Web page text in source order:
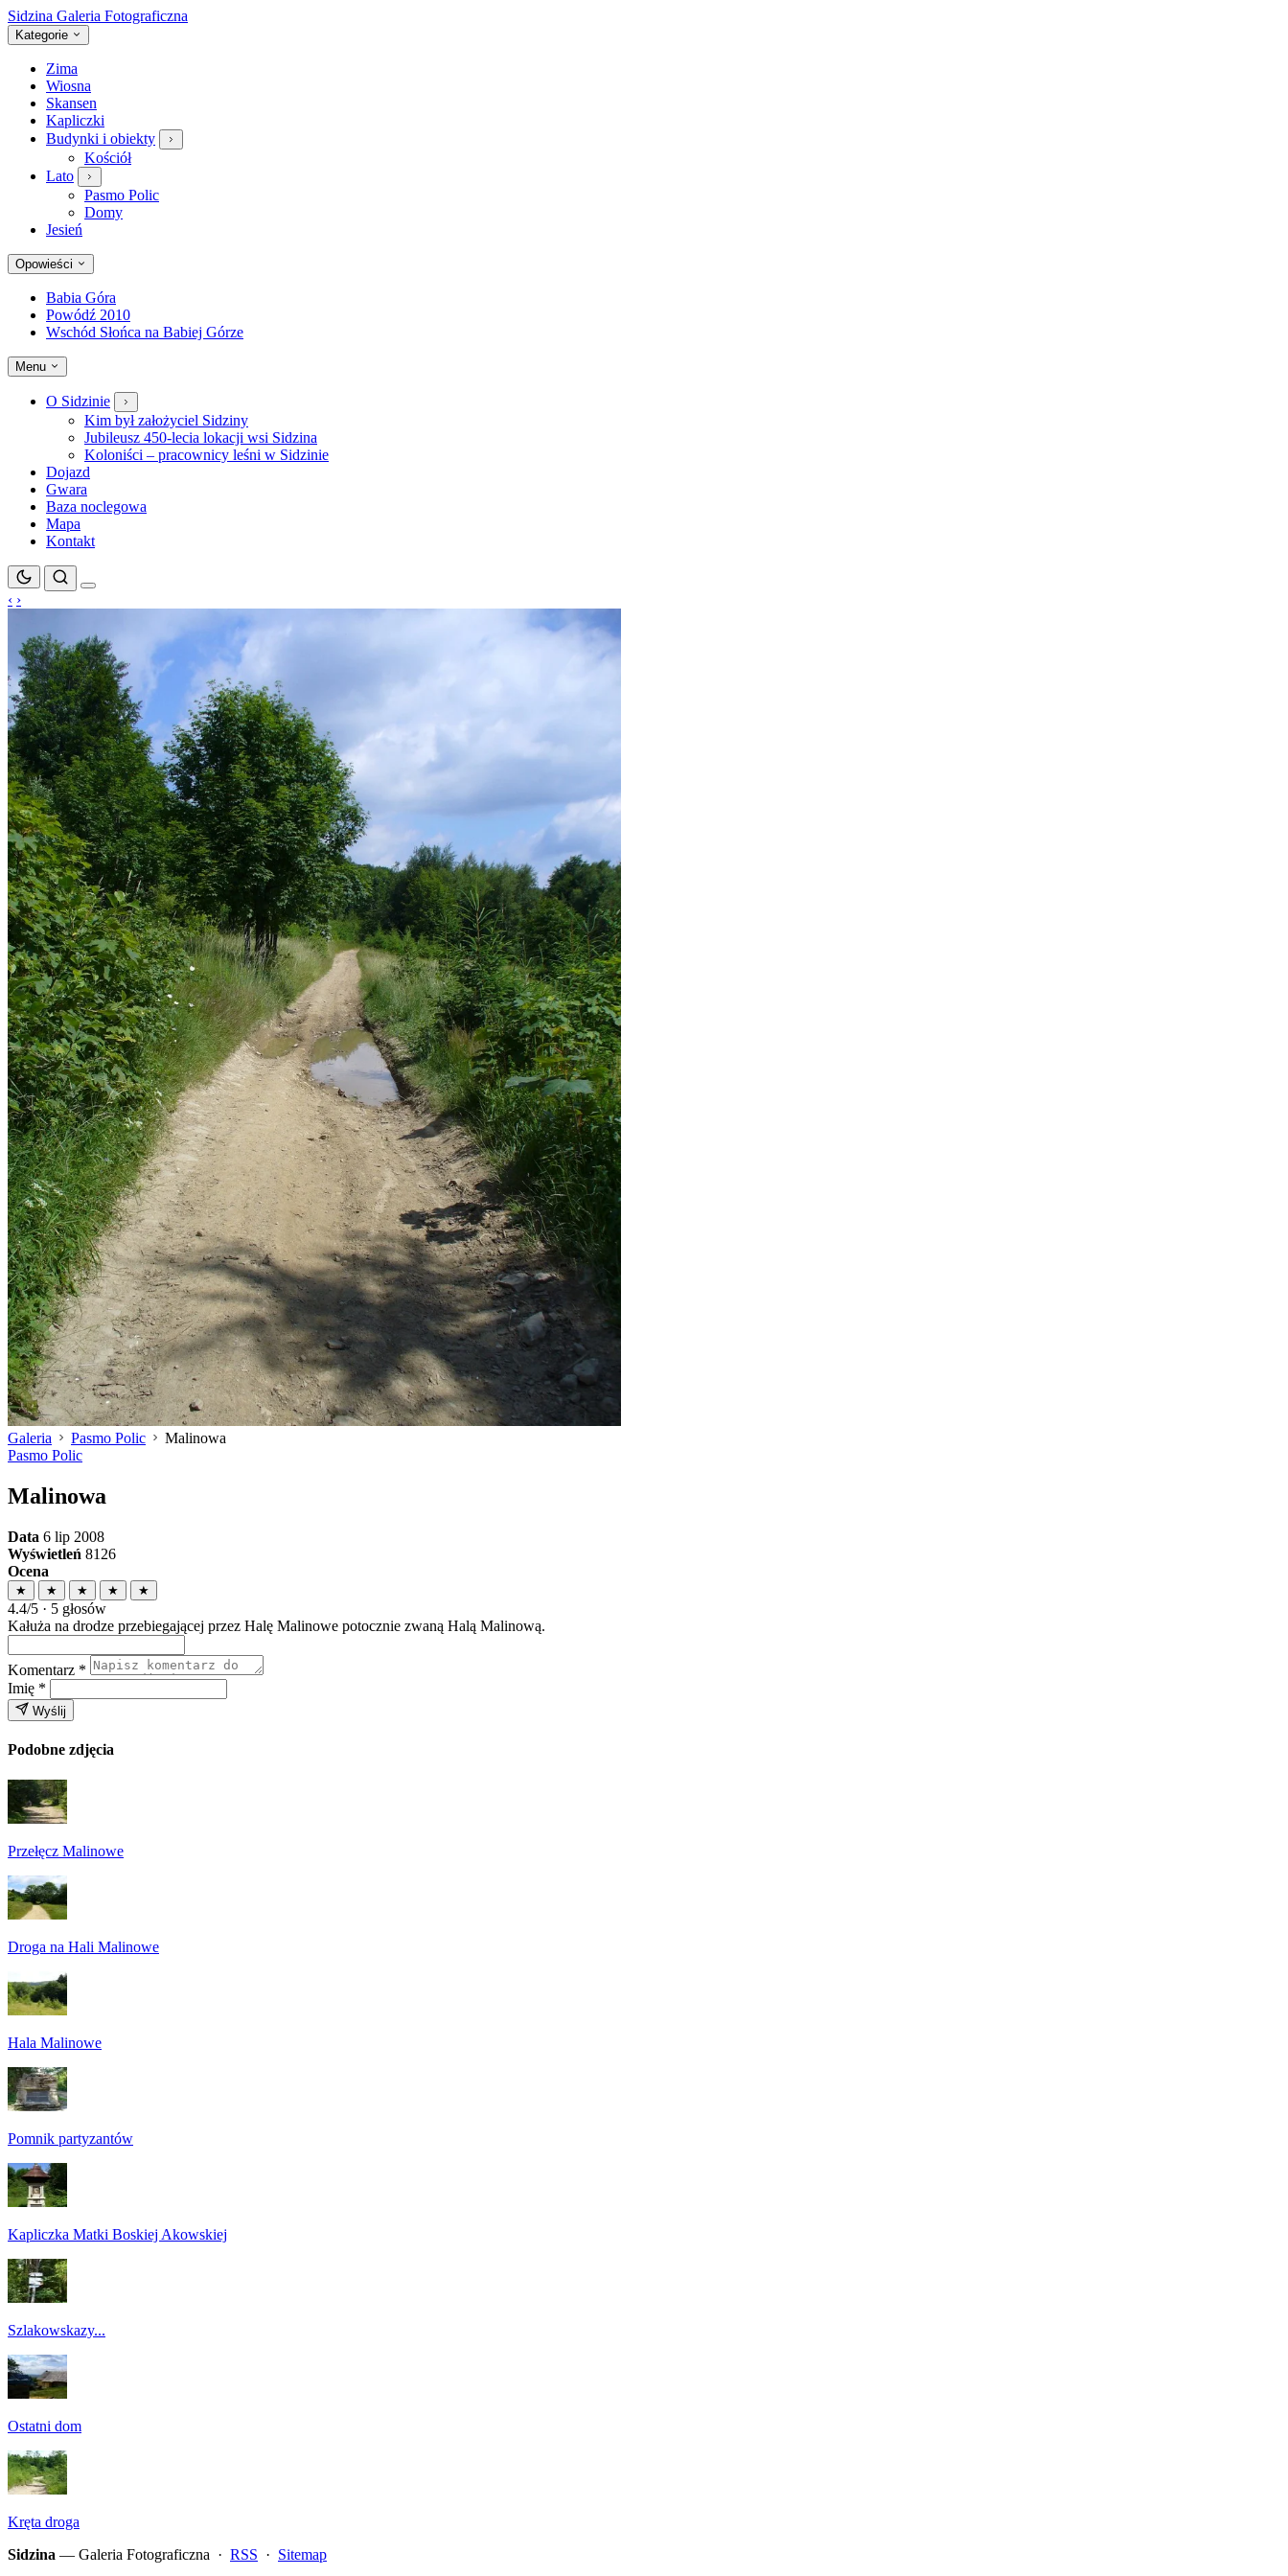
Sidzina Galeria Fotograficzna
Kategorie
Zima
Wiosna
Skansen
Kapliczki
Budynki i obiekty
Kościół
Lato
Pasmo Polic
Domy
Jesień
Opowieści
Babia Góra
Powódź 2010
Wschód Słońca na Babiej Górze
Menu
O Sidzinie
Kim był założyciel Sidziny
Jubileusz 450-lecia lokacji wsi Sidzina
Koloniści – pracownicy leśni w Sidzinie
Dojazd
Gwara
Baza noclegowa
Mapa
Kontakt
‹ ›
Galeria Pasmo Polic
Malinowa
Pasmo Polic
Malinowa
Data 6 lip 2008
Wyświetleń 8126
Ocena
★ ★ ★ ★ ★
4.4/5 · 5 głosów
Kałuża na drodze przebiegającej przez Halę Malinowe potocznie zwaną Halą Malinową.
Komentarz *
Imię *
Wyślij
Podobne zdjęcia
Przełęcz Malinowe
Droga na Hali Malinowe
Hala Malinowe
Pomnik partyzantów
Kapliczka Matki Boskiej Akowskiej
Szlakowskazy...
Ostatni dom
Kręta droga
Sidzina — Galeria Fotograficzna · RSS · Sitemap